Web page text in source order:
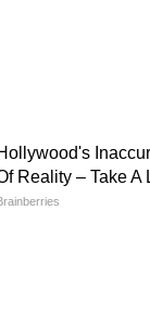
केवल
नई
अब सबसे बड़ा
बाहर आने वाले
ने